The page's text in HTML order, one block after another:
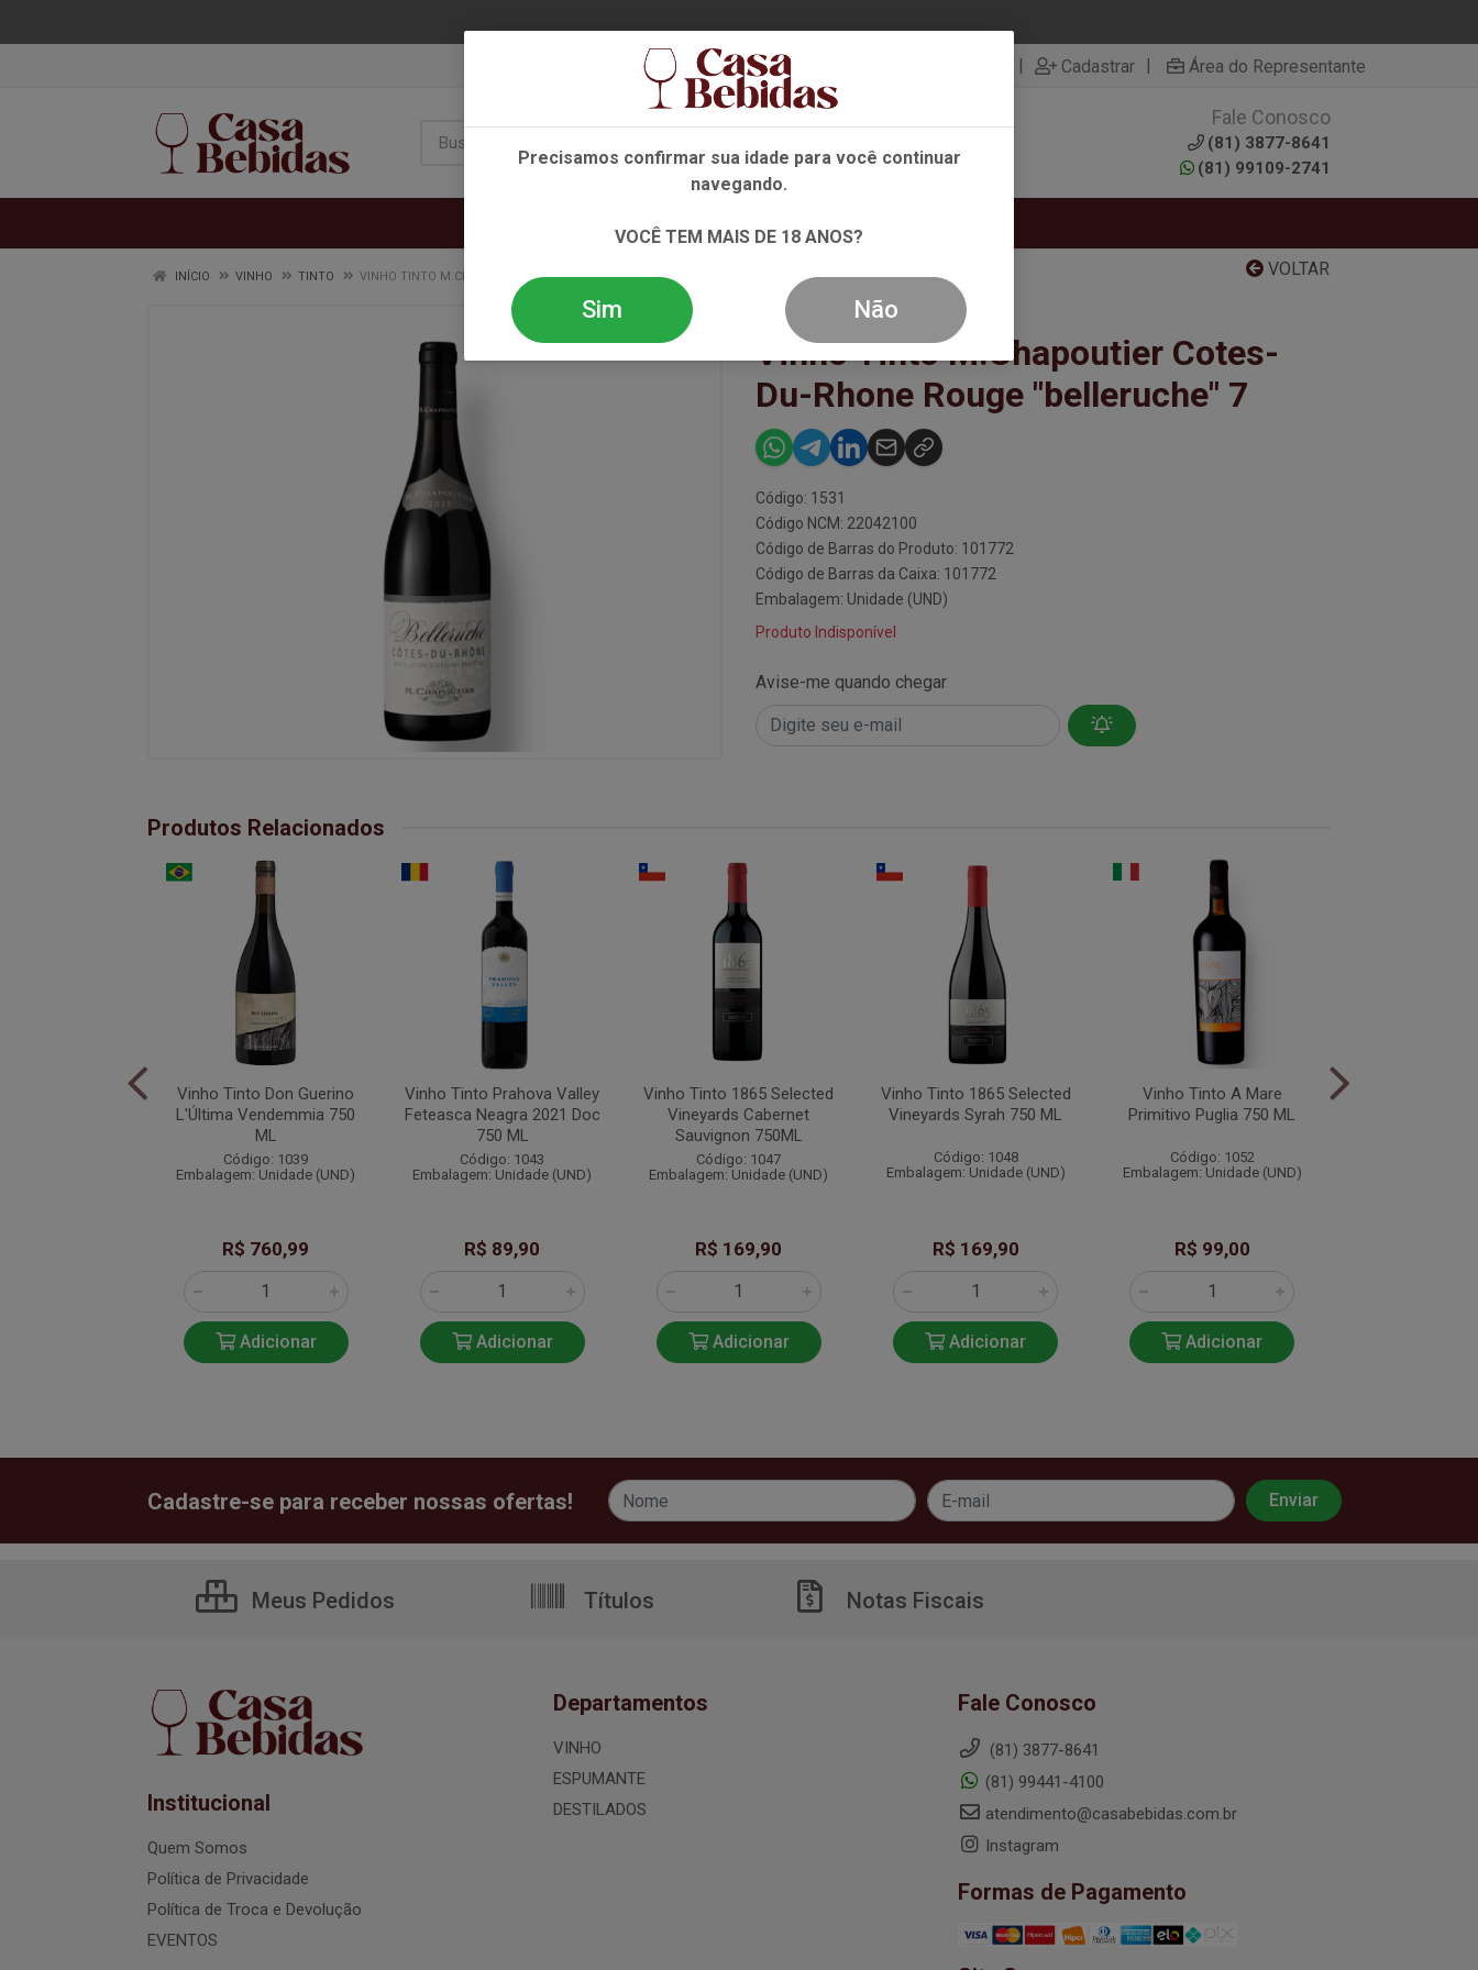
| Cadastrar | Área do Representante
Fale Conosco
(81) 3877-8641
(81) 99109-2741
ESPUMANTE
VOLTAR
INÍCIO VINHO TINTO VINHO TINTO M.CHAPOUTIER COTES-DU-RHONE ROUGE "BELLERUCHE" 7
Vinho Tinto M.Chapoutier Cotes-
Du-Rhone Rouge "belleruche" 7
Código: 1531
Código NCM: 22042100
Código de Barras do Produto: 101772
Código de Barras da Caixa: 101772
Embalagem: Unidade (UND)
Produto Indisponível
Avise-me quando chegar
Produtos Relacionados
Vinho Tinto Don Guerino
L'Última Vendemmia 750
ML
Código: 1039
Embalagem: Unidade (UND)
R$ 760,99
Adicionar
Vinho Tinto Prahova Valley
Feteasca Neagra 2021 Doc
750 ML
Código: 1043
Embalagem: Unidade (UND)
R$ 89,90
Adicionar
Vinho Tinto 1865 Selected
Vineyards Cabernet
Sauvignon 750ML
Código: 1047
Embalagem: Unidade (UND)
R$ 169,90
Adicionar
Vinho Tinto 1865 Selected
Vineyards Syrah 750 ML
Código: 1048
Embalagem: Unidade (UND)
R$ 169,90
Adicionar
Vinho Tinto A Mare
Primitivo Puglia 750 ML
Código: 1052
Embalagem: Unidade (UND)
R$ 99,00
Adicionar
Cadastre-se para receber nossas ofertas!
Meus Pedidos Títulos Notas Fiscais
Institucional
Quem Somos
Política de Privacidade
Política de Troca e Devolução
EVENTOS
Departamentos
VINHO
ESPUMANTE
DESTILADOS
Fale Conosco
(81) 3877-8641
(81) 99441-4100
atendimento@casabebidas.com.br
Instagram
Formas de Pagamento
Precisamos confirmar sua idade para você continuar
navegando.
VOCÊ TEM MAIS DE 18 ANOS?
Sim Não